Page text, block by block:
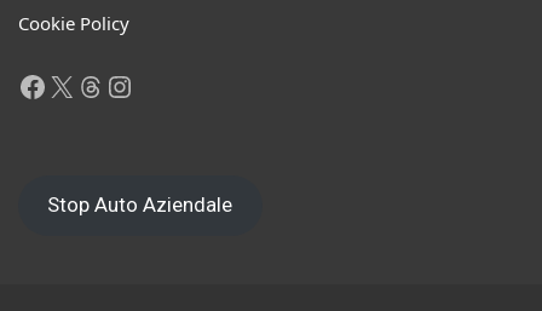
Cookie Policy
Facebook
X Threads
Instagram
Stop Auto Aziendale